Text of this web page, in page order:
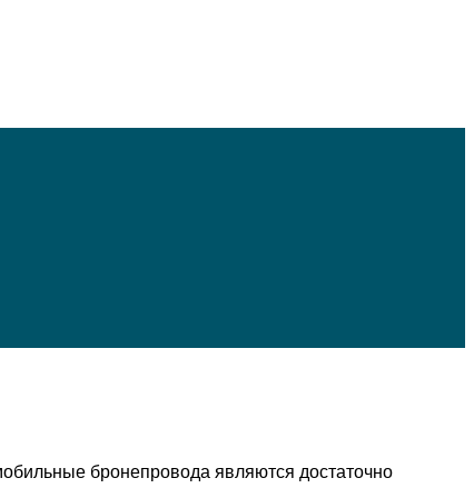
бронепровода являются достаточно